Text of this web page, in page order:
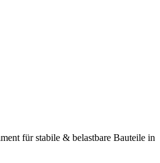
für stabile & belastbare Bauteile in